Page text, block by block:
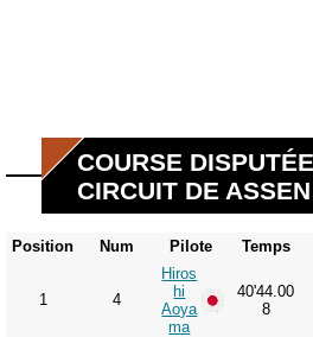
COURSE
CIRCUIT DE
Position Num Pilote Temps
1 4
Hiros
hi
Aoya
ma
40'44.00
8